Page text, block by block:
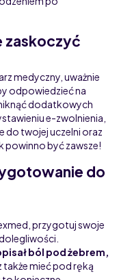
zaskoczyć
medyczny, uważnie
odpowiedzieć na
dodatkowych
e-zwolnienia,
do twojej uczelni oraz
powinno być zawsze!
do
przygotuj swoje
ból pod żebrem,
także mieć pod ręką